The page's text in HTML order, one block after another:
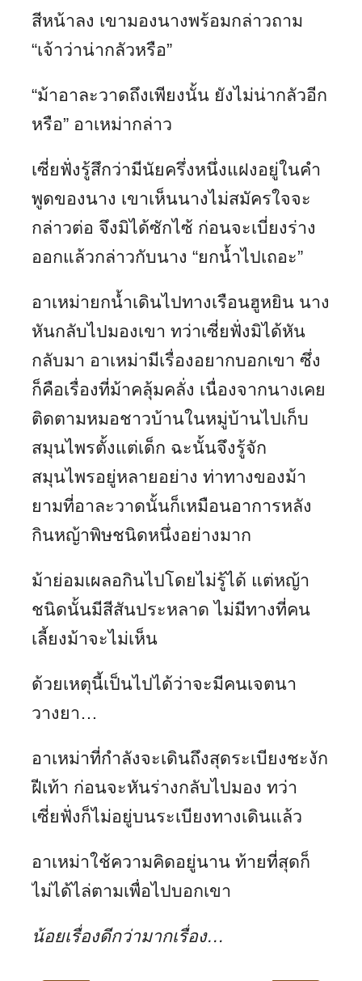
สีหน้าลง เขามองนางพร้อมกล่าวถาม
“เจ้าว่าน่ากลัวหรือ”
“ม้าอาละวาดถึงเพียงนั้น ยังไม่น่ากลัวอีก
หรือ” อาเหม่ากล่าว
เซี่ยฟั่งรู้สึกว่ามีนัยครึ่งหนึ่งแฝงอยู่ในคำ
พูดของนาง เขาเห็นนางไม่สมัครใจจะ
กล่าวต่อ จึงมิได้ซักไซ้ ก่อนจะเบี่ยงร่าง
ออกแล้วกล่าวกับนาง “ยกน้ำไปเถอะ”
อาเหม่ายกน้ำเดินไปทางเรือนฮูหยิน นาง
หันกลับไปมองเขา ทว่าเซี่ยฟั่งมิได้หัน
กลับมา อาเหม่ามีเรื่องอยากบอกเขา ซึ่ง
ก็คือเรื่องที่ม้าคลุ้มคลั่ง เนื่องจากนางเคย
ติดตามหมอชาวบ้านในหมู่บ้านไปเก็บ
สมุนไพรตั้งแต่เด็ก ฉะนั้นจึงรู้จัก
สมุนไพรอยู่หลายอย่าง ท่าทางของม้า
ยามที่อาละวาดนั้นก็เหมือนอาการหลัง
กินหญ้าพิษชนิดหนึ่งอย่างมาก
ม้าย่อมเผลอกินไปโดยไม่รู้ได้ แต่หญ้า
ชนิดนั้นมีสีสันประหลาด ไม่มีทางที่คน
เลี้ยงม้าจะไม่เห็น
ด้วยเหตุนี้เป็นไปได้ว่าจะมีคนเจตนา
วางยา…
อาเหม่าที่กำลังจะเดินถึงสุดระเบียงชะงัก
ฝีเท้า ก่อนจะหันร่างกลับไปมอง ทว่า
เซี่ยฟั่งก็ไม่อยู่บนระเบียงทางเดินแล้ว
อาเหม่าใช้ความคิดอยู่นาน ท้ายที่สุดก็
ไม่ได้ไล่ตามเพื่อไปบอกเขา
น้อยเรื่องดีกว่ามากเรื่อง…